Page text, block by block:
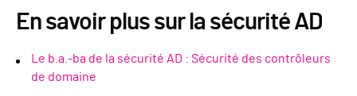
En savoir plus sur la sécurité AD
Le b.a.-ba de la sécurité AD : Sécurité des contrôleurs
de domaine